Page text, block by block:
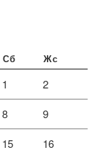
Сб Жс
1 2
8 9
15 16